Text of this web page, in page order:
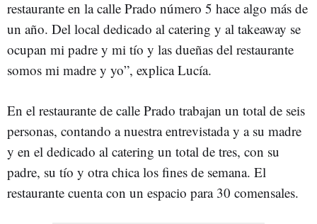
restaurante en la calle Prado número 5 hace algo más de
un año. Del local dedicado al catering y al takeaway se
ocupan mi padre y mi tío y las dueñas del restaurante
somos mi madre y yo”, explica Lucía.
En el restaurante de calle Prado trabajan un total de seis
personas, contando a nuestra entrevistada y a su madre
y en el dedicado al catering un total de tres, con su
padre, su tío y otra chica los fines de semana. El
restaurante cuenta con un espacio para 30 comensales.